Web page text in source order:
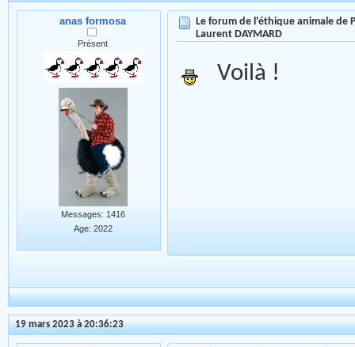
anas formosa
Présent
Messages: 1416
Age: 2022
Le forum de l'éthique animale de
Laurent DAYMARD
Voilà !
19 mars 2023 à 20:36:23